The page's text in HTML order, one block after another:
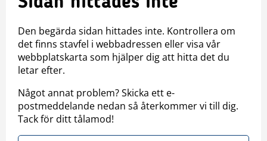
Den begärda sidan hittades inte. Kontrollera om
det finns stavfel i webbadressen eller visa vår
webbplatskarta som hjälper dig att hitta det du
letar efter.
Något annat problem? Skicka ett e-
postmeddelande nedan så återkommer vi till dig.
Tack för ditt tålamod!